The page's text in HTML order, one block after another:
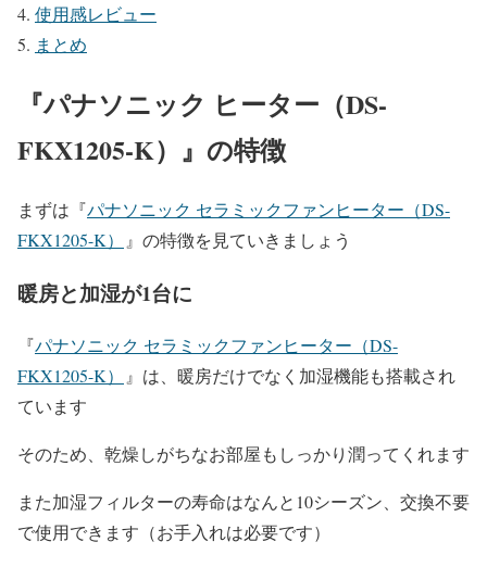
使用感レビュー
まとめ
『パナソニック ヒーター（DS-
FKX1205-K） 』の特徴
まずは『パナソニック セラミックファンヒーター（DS-
FKX1205-K）
』 の特徴を見ていきましょう
暖房と加湿が1台に
『パナソニック セラミックファンヒーター（DS-
FKX1205-K）
』は、暖房だけでなく加湿機能も搭載され
ています
そのため、乾燥しがちなお部屋もしっかり潤ってくれます
また加湿フィルターの寿命はなんと10シーズン、交換不要
で使用できます（お手入れは必要です）